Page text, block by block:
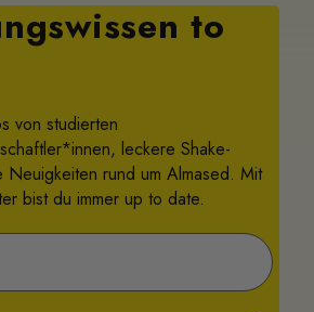
to
von studierten
leckere Shake-
rund um Almased. Mit
bist du immer up to date.